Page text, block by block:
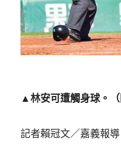
▲林安可遭觸身球。（
記者賴冠文／嘉義報導